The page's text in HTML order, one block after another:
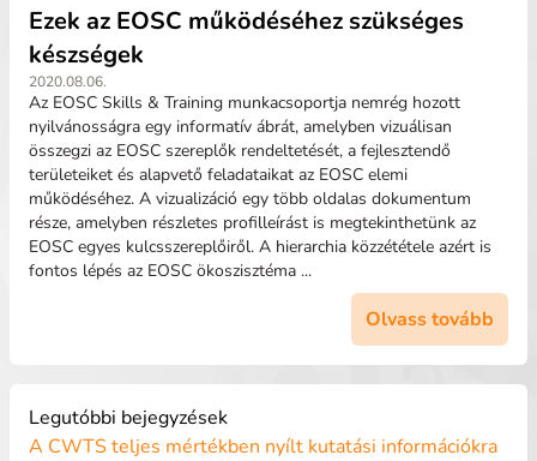
Ezek az EOSC működéséhez szükséges
készségek
2020.08.06.
Az EOSC Skills & Training munkacsoportja nemrég hozott
nyilvánosságra egy informatív ábrát, amelyben vizuálisan
összegzi az EOSC szereplők rendeltetését, a fejlesztendő
területeiket és alapvető feladataikat az EOSC elemi
működéséhez. A vizualizáció egy több oldalas dokumentum
része, amelyben részletes profilleírást is megtekinthetünk az
EOSC egyes kulcsszereplőiről. A hierarchia közzététele azért is
fontos lépés az EOSC ökoszisztéma ...
Olvass tovább
Legutóbbi bejegyzések
A CWTS teljes mértékben nyílt kutatási információkra